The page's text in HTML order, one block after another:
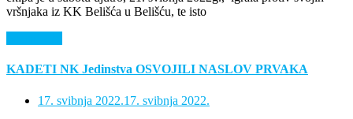
vršnjaka iz KK Belišća u Belišću, te isto
KADETI NK Jedinstva OSVOJILI NASLOV PRVAKA
17. svibnja 2022.17. svibnja 2022.